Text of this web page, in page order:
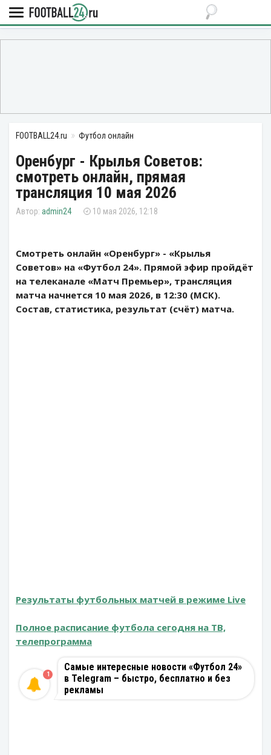
FOOTBALL24.ru Футбол онлайн
Оренбург - Крылья Советов:
смотреть онлайн, прямая
трансляция 10 мая 2026
admin24 10 мая 2026, 12:18
Смотреть онлайн «Оренбург» - «Крылья
Советов» на «Футбол 24». Прямой эфир пройдёт
на телеканале «Матч Премьер», трансляция
матча начнется 10 мая 2026, в 12:30 (МСК).
Состав, статистика, результат (счёт) матча.
Результаты футбольных матчей в режиме Live
Полное расписание футбола сегодня на ТВ,
телепрограмма
Самые интересные новости «Футбол 24»
в Telegram – быстро, бесплатно и без
рекламы
1